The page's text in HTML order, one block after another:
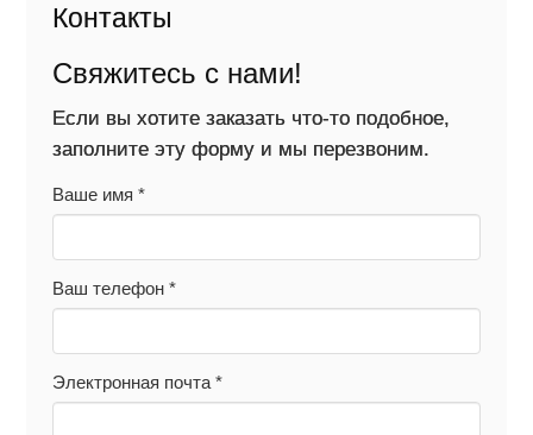
Контакты
Свяжитесь с нами!
Если вы хотите заказать что-то подобное,
заполните эту форму и мы перезвоним.
Ваше имя *
Ваш телефон *
Электронная почта *